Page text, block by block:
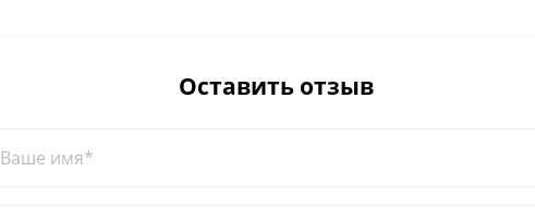
Оставить отзыв
Ваше имя*